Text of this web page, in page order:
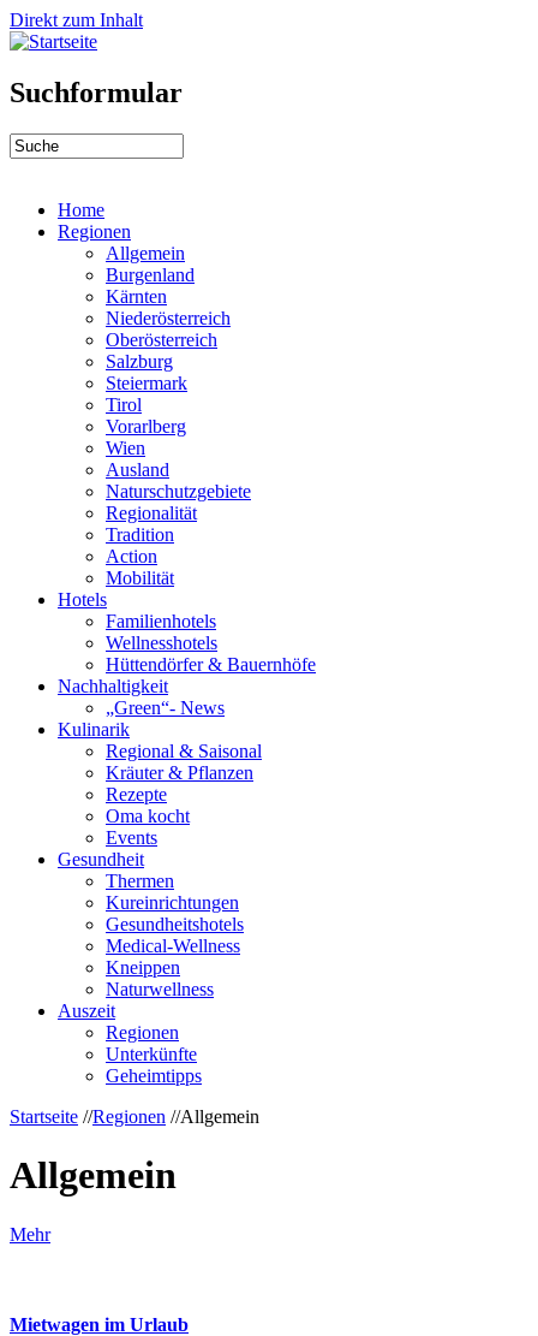
Direkt zum Inhalt
Suchformular
Home
Regionen
Allgemein
Burgenland
Kärnten
Niederösterreich
Oberösterreich
Salzburg
Steiermark
Tirol
Vorarlberg
Wien
Ausland
Naturschutzgebiete
Regionalität
Tradition
Action
Mobilität
Hotels
Familienhotels
Wellnesshotels
Hüttendörfer & Bauernhöfe
Nachhaltigkeit
„Green“- News
Kulinarik
Regional & Saisonal
Kräuter & Pflanzen
Rezepte
Oma kocht
Events
Gesundheit
Thermen
Kureinrichtungen
Gesundheitshotels
Medical-Wellness
Kneippen
Naturwellness
Auszeit
Regionen
Unterkünfte
Geheimtipps
Startseite //Regionen //Allgemein
Allgemein
Mehr
Mietwagen im Urlaub